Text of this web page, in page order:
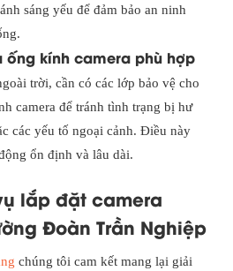
sáng yếu để đảm bảo an ninh
ống kính camera phù hợp
trời, cần có các lớp bảo vệ cho
camera để tránh tình trạng bị hư
các yếu tố ngoại cảnh. Điều này
ổn định và lâu dài.
lắp đặt camera
Đoàn Trần Nghiệp
chúng tôi cam kết mang lại giải